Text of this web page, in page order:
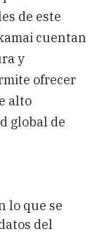
de este
cuentan
y
ofrecer
alto
global de
lo que se
del